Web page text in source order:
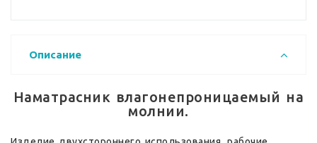
Описание
Наматрасник влагонепроницаемый на
молнии.